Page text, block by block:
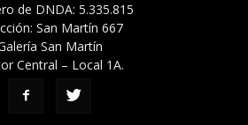
de DNDA: 5.335.815
San Martín 667
San Martín
Central – Local 1A.